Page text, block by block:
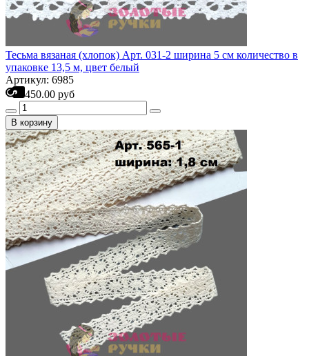
Тесьма вязаная (хлопок) Арт. 031-2 ширина 5 см количество в
упаковке 13,5 м, цвет белый
Артикул: 6985
450.00 руб
В корзину